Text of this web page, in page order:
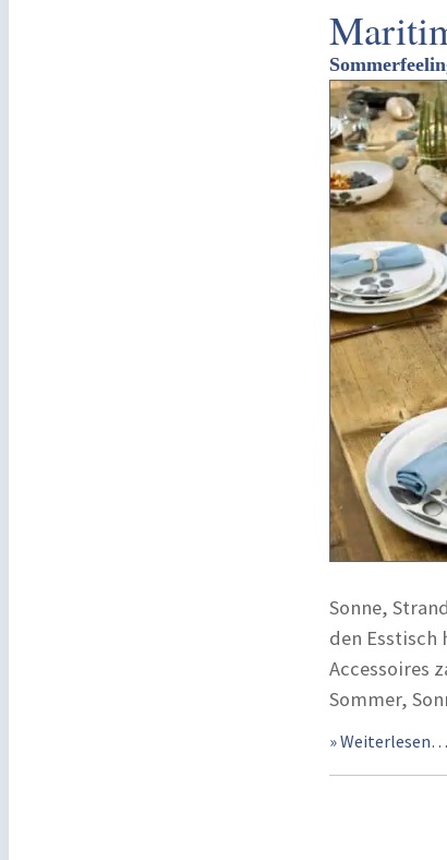
Sonne,
den Esstisch
Accessoires
Sommer,
» Weiterlesen…